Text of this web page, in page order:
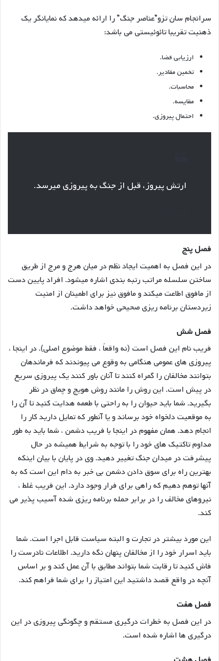
سرانجام سان تزو”عناصر جنگ” را ارائه میدهد که نمایانگر یک
ذهنیت تقریبا تائوئیستی می باشد:
ارزیابی فضا.
تخمین مقادیر.
محاسبات.
مقایسه.
احتمال پیروزی.
ارتش پیروز، قبل از جنگ به پیروزی میرسد.
فصل پنج
در این فصل به اهمیت ایجاد نظم در میان هرج و مرج از طریق
ساختن سلسله مراتب رتبه بندی اشاره میشود. افراد پایین دست
از مافوق اطاعت میکند و مافوق نیز برای اطمینان از امنیت
زیردستان برنامه ریزی صحیحی خواهد داشت.
فصل شش
فریب نام این فصل است (نه واقعاً ، فقط موضوع اصلی). در اینجا ،
پیروزی های عمومی هنگامی به وقوع می پیوندند که فرماندهان
بتوانند مخالفان را گمراه کنند تا آنان باور کنند یک پیروزی سریع
در پیش است. این روش را مانند روش هویج و چماق در نظر
بگیرید. شما باید حیوان را به راحتی با طعمه هدایت کنید تا آن را
به موقعیت دلخواه خود برساند و یا آنطور که تمایل دارید کار را
انجام دهد. همان مفهوم در اینجا با فریب دشمن ، شما باید به طور
مداوم تاکتیک های خود را با توجه به شرایط همیشه در حال
پیشرفت در میدان جنگ تغییر دهید. وی در پایان با بیان اینکه
بهترین راه برای سوق دادن دشمن بی خبر به دام این است که به
آنها توهم دهیم که راهی برای فرار وجود دارد. این فریب غلط ،
نیروهای مخالف را در برابر حمله برنامه ریزی شده آسیب پذیر می
کند.
این مورد بیشتر در تجارت و البته سیاست قابل اجرا است. شما
باید اسرار خود را از مخالفان پنهان نگه دارید. اطلاعات نادرست را
فاش کنید تا رقابت شما بتواند مطابق با آن عمل کند و بر اساس
آنچه در واقع قصد داشتید این امتیاز را برای شما فراهم کند.
فصل هفت
در این فصل به خطرات درگیری مستقم و چگونگی پیروزی در این
درگیری ها اشاره شده است.